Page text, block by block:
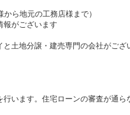
ら地元の工務店様まで）
報がございます
土地分譲・建売専門の会社がござ
います。住宅ローンの審査が通